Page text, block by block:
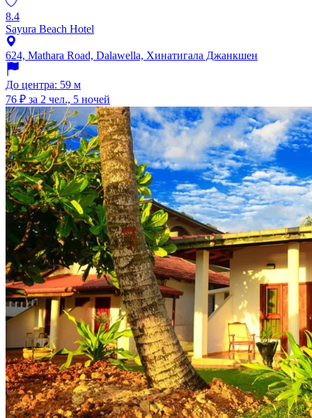
8.4
Sayura Beach Hotel
624, Mathara Road, Dalawella, Хинатигала Джанкшен
До центра: 59 м
76 ₽ за 2 чел., 5 ночей